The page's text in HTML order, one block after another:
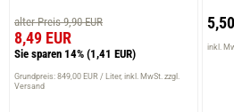
19.05.2025 — via
Trustedshops.de
Kerstin A.
Die Bewertung erfolgte ohne
alter Preis 9,90 EUR
8,49 EUR
Sie sparen 14% (1,41 EUR)
Grundpreis: 849,00 EUR / Liter inkl. MwSt. zzgl.
Versand
inkl.